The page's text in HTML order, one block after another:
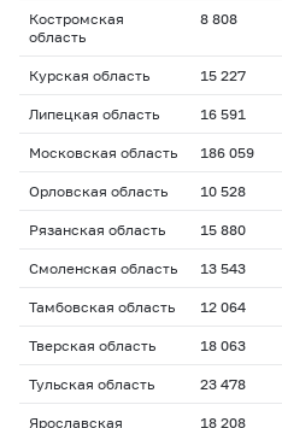
Костромская
область
8 808
Курская область 15 227
Липецкая область 16 591
Московская область 186 059
Орловская область 10 528
Рязанская область 15 880
Смоленская область 13 543
Тамбовская область 12 064
Тверская область 18 063
Тульская область 23 478
Ярославская
18 208